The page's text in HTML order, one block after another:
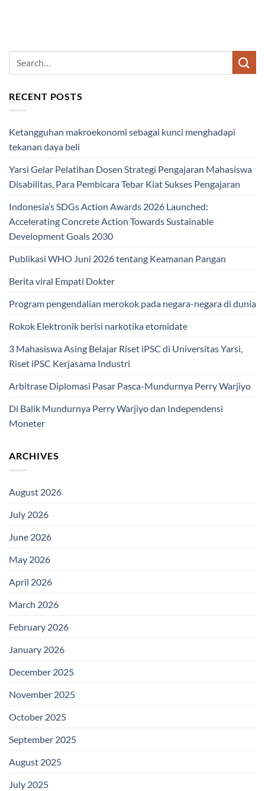
RECENT POSTS
Ketangguhan makroekonomi sebagai kunci menghadapi
tekanan daya beli
Yarsi Gelar Pelatihan Dosen Strategi Pengajaran Mahasiswa
Disabilitas, Para Pembicara Tebar Kiat Sukses Pengajaran
Indonesia’s SDGs Action Awards 2026 Launched:
Accelerating Concrete Action Towards Sustainable
Development Goals 2030
Publikasi WHO Juni 2026 tentang Keamanan Pangan
Berita viral Empati Dokter
Program pengendalian merokok pada negara-negara di dunia
Rokok Elektronik berisi narkotika etomidate
3 Mahasiswa Asing Belajar Riset iPSC di Universitas Yarsi,
Riset iPSC Kerjasama Industri
Arbitrase Diplomasi Pasar Pasca-Mundurnya Perry Warjiyo
Di Balik Mundurnya Perry Warjiyo dan Independensi
Moneter
ARCHIVES
August 2026
July 2026
June 2026
May 2026
April 2026
March 2026
February 2026
January 2026
December 2025
November 2025
October 2025
September 2025
August 2025
July 2025